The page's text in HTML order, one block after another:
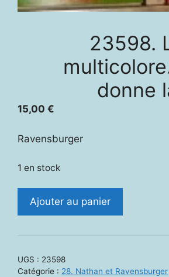
23598.
donne
15,00 €
Ravensburger
1 en stock
quantité
multicolore.
Ajouter au panier
UGS : 23598
Catégorie : 28. Nathan et Ravensburger